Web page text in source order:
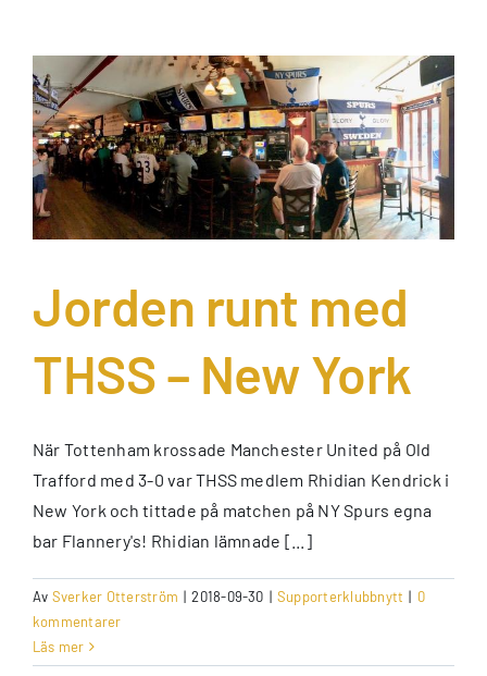
Jorden runt med
THSS – New York
När Tottenham krossade Manchester United på Old
Trafford med 3-0 var THSS medlem Rhidian Kendrick i
New York och tittade på matchen på NY Spurs egna
bar Flannery's! Rhidian lämnade [...]
Av Sverker Otterström | 2018-09-30 | Supporterklubbnytt | 0
kommentarer
Läs mer